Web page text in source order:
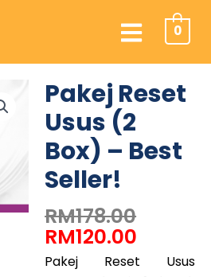
Menu 0
Pakej Reset
Usus (2
Box) – Best
Seller!
RM178.00
price
was:
RM120.00
is:
Pakej Reset Usus